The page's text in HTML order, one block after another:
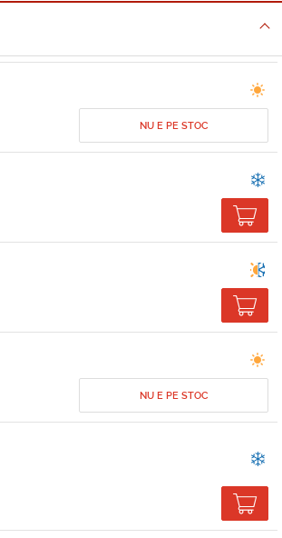
NU E PE STOC
NU E PE STOC